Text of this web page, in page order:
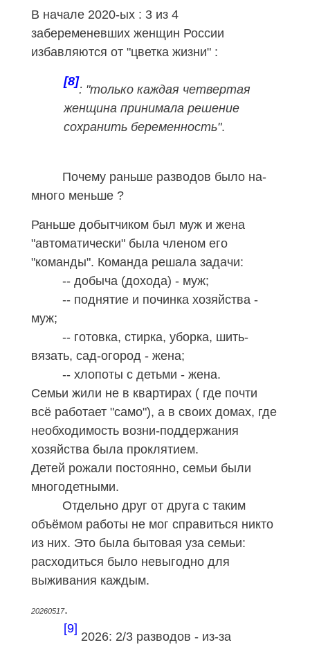
В начале 2020-ых : 3 из 4
забеременевших женщин России
избавляются от "цветка жизни" :
[8]
: "только каждая четвертая
женщина принимала решение
сохранить беременность".
Почему раньше разводов было на-
много меньше ?
Раньше добытчиком был муж и жена
"автоматически" была членом его
"команды". Команда решала задачи:
-- добыча (дохода) - муж;
-- поднятие и починка хозяйства -
муж;
-- готовка, стирка, уборка, шить-
вязать, сад-огород - жена;
-- хлопоты с детьми - жена.
Семьи жили не в квартирах ( где почти
всё работает "само"), а в своих домах, где
необходимость возни-поддержания
хозяйства была проклятием.
Детей рожали постоянно, семьи были
многодетными.
Отдельно друг от друга с таким
объёмом работы не мог справиться никто
из них. Это была бытовая уза семьи:
расходиться было невыгодно для
выживания каждым.
20260517.
[9]
2026: 2/3 разводов - из-за